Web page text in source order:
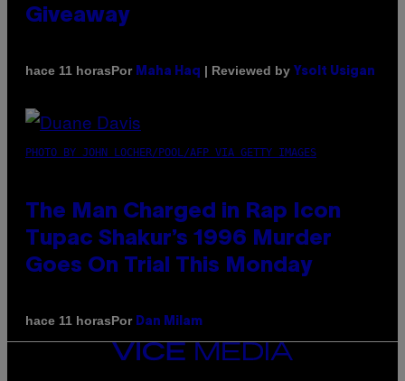
Giveaway
hace 11 horasPor Maha Haq | Reviewed by Ysolt Usigan
PHOTO BY JOHN LOCHER/POOL/AFP VIA GETTY IMAGES
The Man Charged in Rap Icon
Tupac Shakur’s 1996 Murder
Goes On Trial This Monday
hace 11 horasPor Dan Milam
VICE
MEDIA